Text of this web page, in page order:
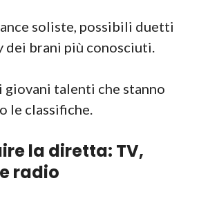
soliste, possibili duetti
dei brani più conosciuti.
giovani talenti che stanno
le classifiche.
la diretta: TV,
radio